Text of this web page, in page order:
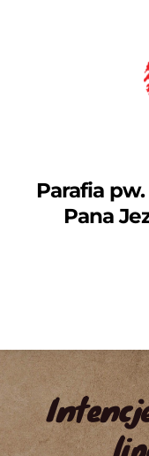
Parafia
Pana